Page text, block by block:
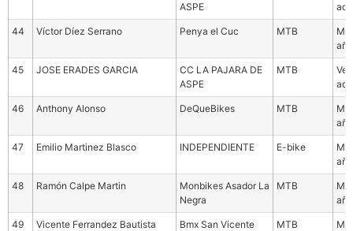
ASPE
44 Víctor Díez Serrano Penya el Cuc MTB
45 JOSE ERADES GARCIA
CC LA PAJARA DE
ASPE
MTB
46 Anthony Alonso DeQueBikes MTB
47 Emilio Martinez Blasco INDEPENDIENTE E-bike
48 Ramón Calpe Martin
Monbikes Asador La
Negra
MTB
49 Vicente Ferrandez Bautista Bmx San Vicente MTB